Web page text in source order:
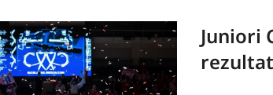
Juniori